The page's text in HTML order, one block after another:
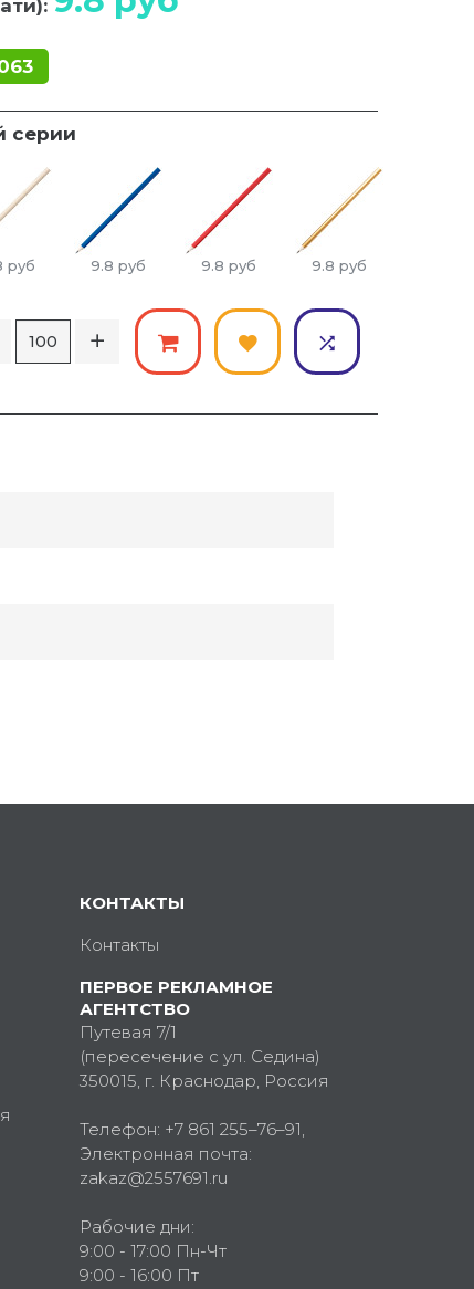
серии
руб 9.8 руб 9.8 руб 9.8 руб
КОНТАКТЫ
Контакты
ПЕРВОЕ РЕКЛАМНОЕ
АГЕНТСТВО
Путевая 7/1
(пересечение с ул. Седина)
350015, г. Краснодар, Россия
Телефон: +7 861 255–76–91,
Электронная почта:
zakaz@2557691.ru
Рабочие дни:
9:00 - 17:00 Пн-Чт
9:00 - 16:00 Пт